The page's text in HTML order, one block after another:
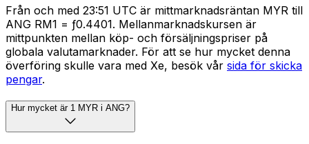
Från och med 23:51 UTC är mittmarknadsräntan MYR till
ANG RM1 = ƒ0.4401. Mellanmarknadskursen är
mittpunkten mellan köp- och försäljningspriser på
globala valutamarknader. För att se hur mycket denna
överföring skulle vara med Xe, besök vår sida för skicka
pengar.
Hur mycket är 1 MYR i ANG?